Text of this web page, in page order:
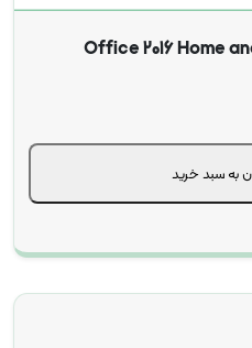
Office 2016 Home
به سبد خرید